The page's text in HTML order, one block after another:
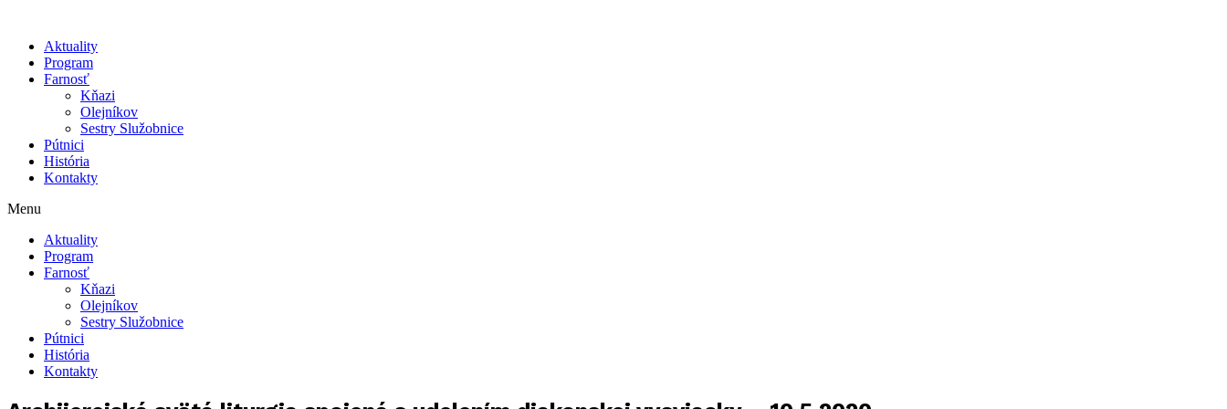
Aktuality
Program
Farnosť
Kňazi
Olejníkov
Sestry Služobnice
Pútnici
História
Kontakty
Menu
Aktuality
Program
Farnosť
Kňazi
Olejníkov
Sestry Služobnice
Pútnici
História
Kontakty